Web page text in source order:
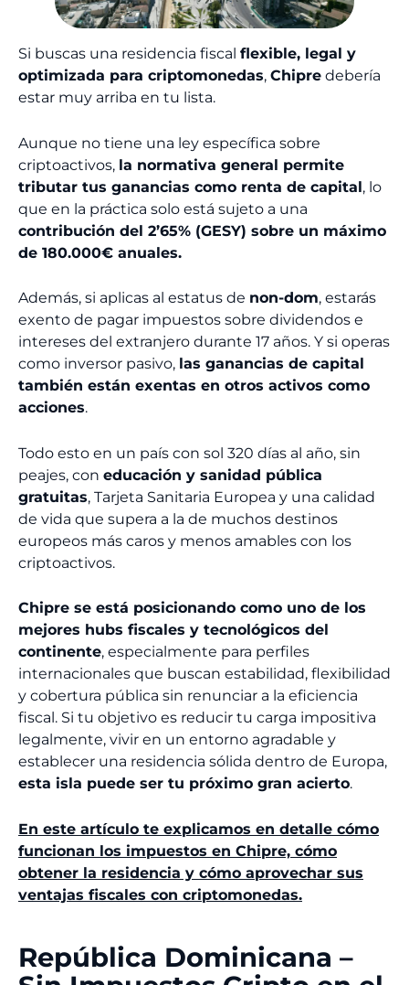
Si buscas una residencia fiscal flexible, legal y
optimizada para criptomonedas, Chipre debería
estar muy arriba en tu lista.
Aunque no tiene una ley específica sobre
criptoactivos, la normativa general permite
tributar tus ganancias como renta de capital, lo
que en la práctica solo está sujeto a una
contribución del 2’65% (GESY) sobre un máximo
de 180.000€ anuales.
Además, si aplicas al estatus de non-dom, estarás
exento de pagar impuestos sobre dividendos e
intereses del extranjero durante 17 años. Y si operas
como inversor pasivo, las ganancias de capital
también están exentas en otros activos como
acciones.
Todo esto en un país con sol 320 días al año, sin
peajes, con educación y sanidad pública
gratuitas, Tarjeta Sanitaria Europea y una calidad
de vida que supera a la de muchos destinos
europeos más caros y menos amables con los
criptoactivos.
Chipre se está posicionando como uno de los
mejores hubs fiscales y tecnológicos del
continente, especialmente para perfiles
internacionales que buscan estabilidad, flexibilidad
y cobertura pública sin renunciar a la eficiencia
fiscal. Si tu objetivo es reducir tu carga impositiva
legalmente, vivir en un entorno agradable y
establecer una residencia sólida dentro de Europa,
esta isla puede ser tu próximo gran acierto.
En este artículo te explicamos en detalle cómo
funcionan los impuestos en Chipre, cómo
obtener la residencia y cómo aprovechar sus
ventajas fiscales con criptomonedas.
República Dominicana –